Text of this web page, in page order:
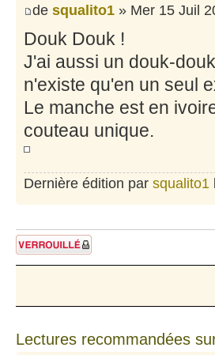
de squalito1 » Mer 15 Juil
Douk Douk !
J'ai aussi un douk-
n'existe qu'en un seul
Le manche est en
couteau unique.
Dernière édition par squalito1
Sujet verrouillé
Lectures recommandées